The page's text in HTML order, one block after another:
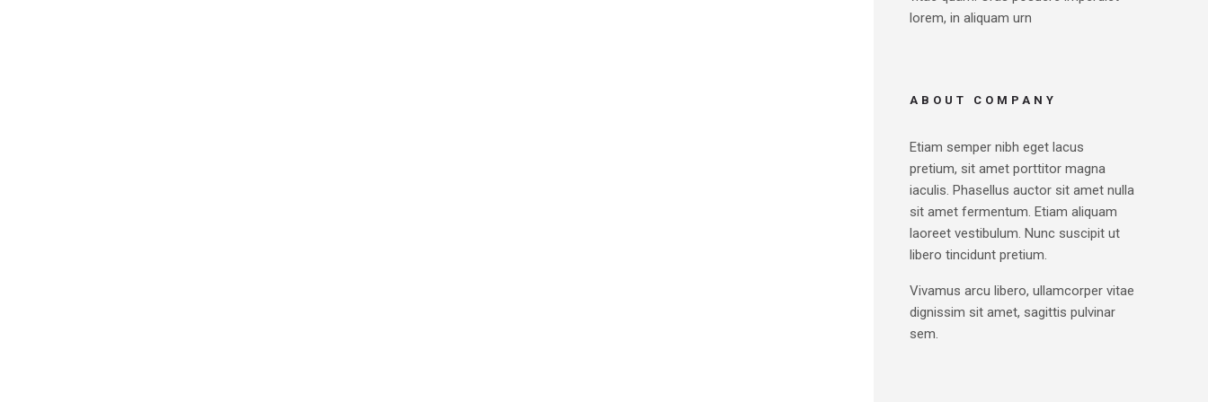
lorem, in aliquam urn
ABOUT COMPANY
Etiam semper nibh eget lacus
pretium, sit amet porttitor magna
iaculis. Phasellus auctor sit amet nulla
sit amet fermentum. Etiam aliquam
laoreet vestibulum. Nunc suscipit ut
libero tincidunt pretium.
Vivamus arcu libero, ullamcorper vitae
dignissim sit amet, sagittis pulvinar
sem.